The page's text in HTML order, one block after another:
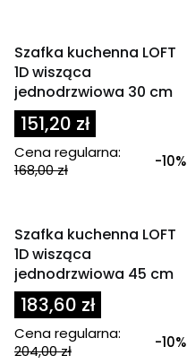
Szafka kuchenna LOFT
1D wisząca
jednodrzwiowa 30 cm
151,20 zł
Cena regularna:
168,00 zł
-10%
Szafka kuchenna LOFT
1D wisząca
jednodrzwiowa 45 cm
183,60 zł
Cena regularna:
204,00 zł
-10%